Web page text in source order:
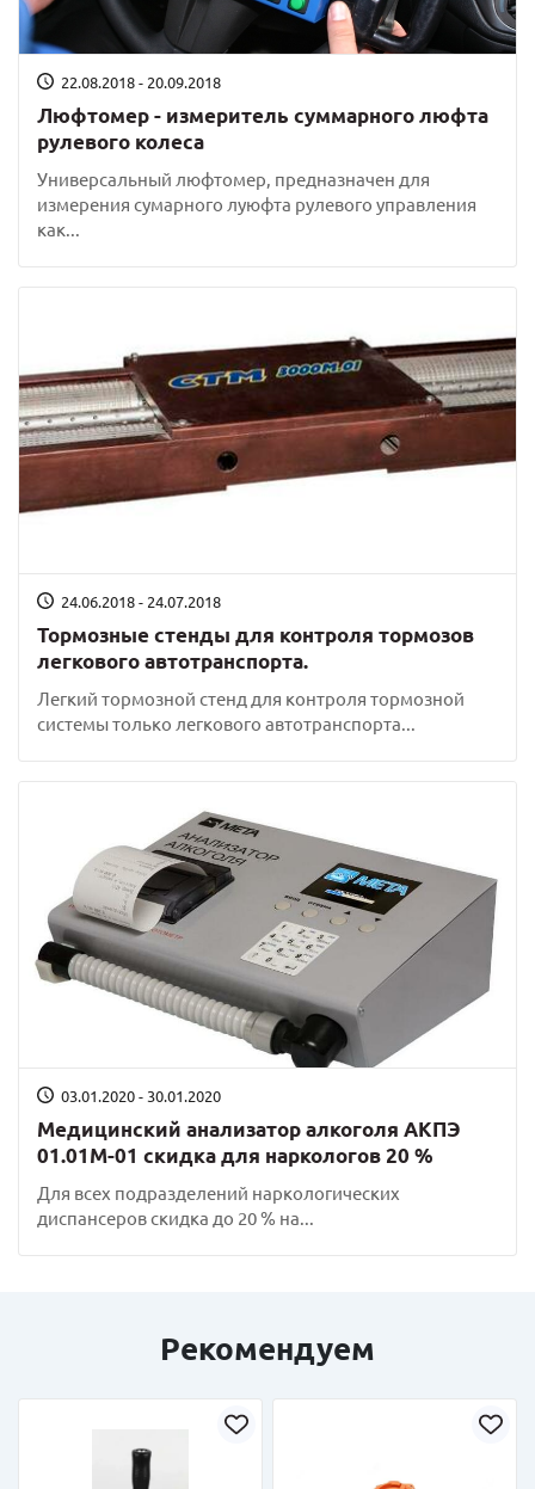
22.08.2018 - 20.09.2018
Люфтомер - измеритель суммарного люфта
рулевого колеса
Универсальный люфтомер, предназначен для
измерения сумарного луюфта рулевого управления
как...
24.06.2018 - 24.07.2018
Тормозные стенды для контроля тормозов
легкового автотранспорта.
Легкий тормозной стенд для контроля тормозной
системы только легкового автотранспорта...
03.01.2020 - 30.01.2020
Медицинский анализатор алкоголя АКПЭ
01.01М-01 скидка для наркологов 20 %
Для всех подразделений наркологических
диспансеров скидка до 20 % на...
Рекомендуем